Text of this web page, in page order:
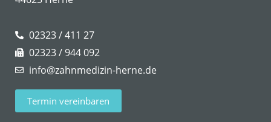
02323 / 411 27
02323 / 944 092
info@zahnmedizin-herne.de
Termin vereinbaren